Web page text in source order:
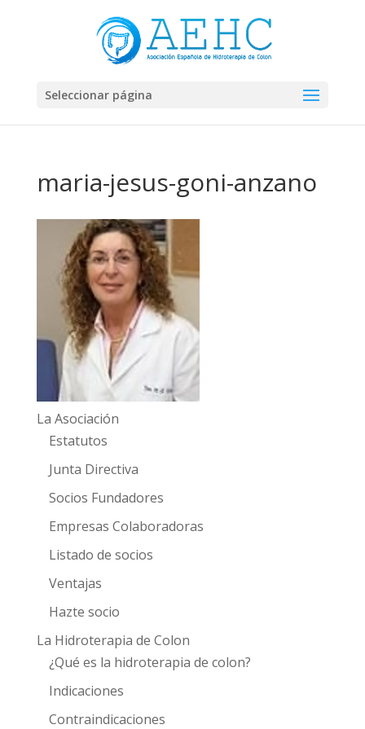
Seleccionar página
maria-jesus-goni-anzano
La Asociación
Estatutos
Junta Directiva
Socios Fundadores
Empresas Colaboradoras
Listado de socios
Ventajas
Hazte socio
La Hidroterapia de Colon
¿Qué es la hidroterapia de colon?
Indicaciones
Contraindicaciones